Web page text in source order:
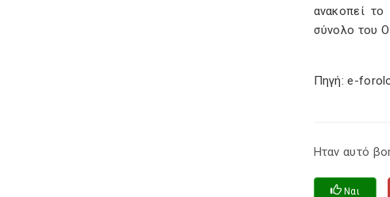
ανακοπεί
σύνολο του
Πηγή: e-
Ηταν αυτό
Ναι